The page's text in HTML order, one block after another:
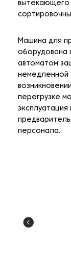
вытекающего
Машина для
оборудована
автоматом
немедленной
перегрузке
персонала.